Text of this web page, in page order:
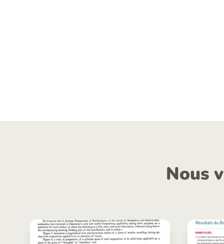
Nous